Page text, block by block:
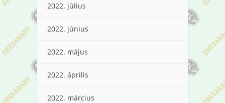
2022. július
2022. június
2022. május
2022. április
2022. március